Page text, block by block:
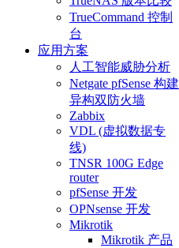
TrueCommand 控制
台
应用方案
人工智能威胁分析
Netgate pfSense 构建
异构双防火墙
Zabbix
VDL (虚拟数据专
线)
TNSR 100G Edge
router
pfSense 开发
OPNsense 开发
Mikrotik
Mikrotik 产品